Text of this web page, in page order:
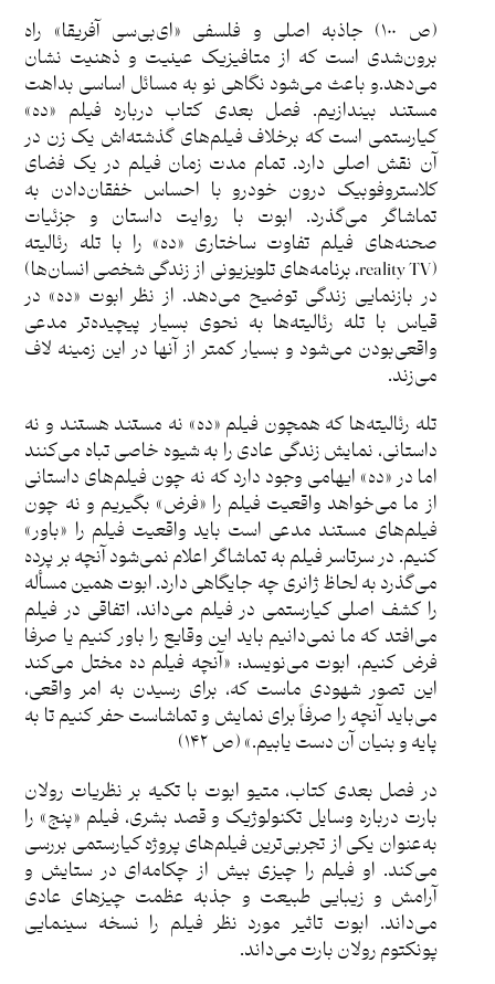
(ص ١٠٠) جاذبه اصلی و فلسفی «ای‌بی‌سی آفریقا» راه
برون‌شدی است که از متافیزیک عینیت و ذهنیت نشان
می‌دهد.و باعث می‌شود نگاهی نو به مسائل اساسی بداهت
مستند بیندازیم. فصل بعدی کتاب درباره فیلم «ده»
کیارستمی است که برخلاف فیلم‌های گذشته‌اش یک زن در
آن نقش اصلی دارد. تمام مدت زمان فیلم در یک فضای
کلاستروفوبیک درون خودرو با احساس خفقان‌دادن به
تماشاگر می‌گذرد. ابوت با روایت داستان و جزئیات
صحنه‌های فیلم تفاوت ساختاری «ده» را با تله ‌رئالیته
(reality TV، برنامه‌های تلویزیونی از زندگی شخصی انسان‌ها)
در بازنمایی زندگی توضیح می‌دهد. از نظر ابوت «ده» در
قیاس با تله رئالیته‌ها به نحوی بسیار پیچیده‌تر مدعی
واقعی‌بودن می‌شود و بسیار کمتر از آنها در این زمینه لاف
می‌زند.
تله رئالیته‌ها که همچون فیلم «ده» نه مستند هستند و نه
داستانی، نمایش زندگی عادی را به شیوه خاصی تباه می‌کنند
اما در «ده» ایهامی وجود دارد که نه چون فیلم‌های داستانی
از ما می‌خواهد واقعیت فیلم را «فرض» بگیریم و نه چون
فیلم‌های مستند مدعی است باید واقعیت فیلم را «باور»
کنیم. در سرتاسر فیلم به تماشاگر اعلام نمی‌شود آنچه بر پرده
می‌گذرد به لحاظ ژانری چه جایگاهی دارد. ابوت همین مسأله
را کشف اصلی کیارستمی در فیلم می‌داند، اتفاقی در فیلم
می‌افتد که ما نمی‌دانیم باید این وقایع را باور کنیم یا صرفا
فرض کنیم، ابوت می‌نویسد: «آنچه فیلم ده مختل می‌کند
این تصور شهودی ماست که، برای رسیدن به امر واقعی،
می‌باید آنچه را صرفاً برای نمایش و تماشاست حفر کنیم تا به
پایه و بنیان آن دست یابیم.» (ص ١۴٢)
در فصل بعدی کتاب، متیو ابوت با تکیه بر نظریات رولان
بارت درباره وسایل تکنولوژیک و قصد بشری، فیلم «پنج» را
به‌عنوان یکی از تجربی‌ترین فیلم‌های پروژه کیارستمی بررسی
می‌کند. او فیلم را چیزی بیش از چکامه‌‌ای در ستایش و
آرامش و زیبایی طبیعت و جذبه عظمت چیزهای عادی
می‌داند. ابوت تاثیر مورد نظر فیلم را نسخه سینمایی
پونکتوم رولان بارت می‌داند.